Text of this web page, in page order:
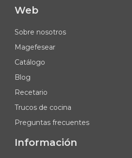
Web
Sobre nosotros
Magefesear
Catálogo
Blog
Recetario
Trucos de cocina
Preguntas frecuentes
Información